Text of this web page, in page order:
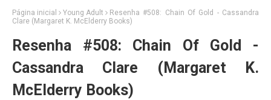
Página inicial Young Adult
Resenha #508: Chain Of Gold - Cassandra
Clare (Margaret K. McElderry Books)
Resenha #508: Chain Of Gold -
Cassandra Clare (Margaret K.
McElderry Books)